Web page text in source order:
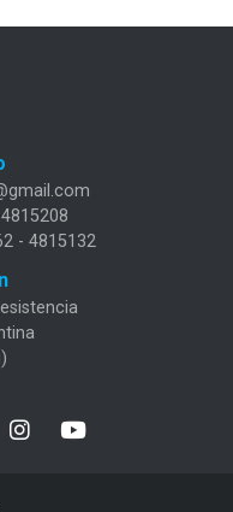
- 4815132